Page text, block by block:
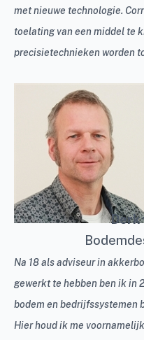
met nieuwe technologie.
toelating van een middel te
precisietechnieken worden
Derk
Na 18 als adviseur in
gewerkt te hebben ben ik in
bodem en bedrijfssystemen
Hier houd ik me